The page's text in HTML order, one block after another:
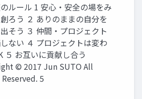
ルール 1 安心・安全の場をみ
ろう ２ ありのままの自分を
そう ３ 仲間・プロジェクト
ない ４ プロジェクトは変わ
５ お互いに貢献し合う
© 2017 Jun SUTO All
5